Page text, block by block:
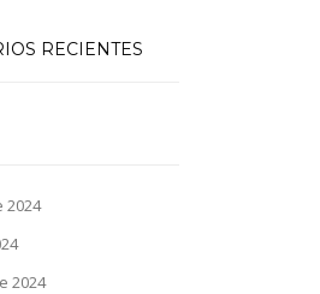
RECIENTES
2024
2024